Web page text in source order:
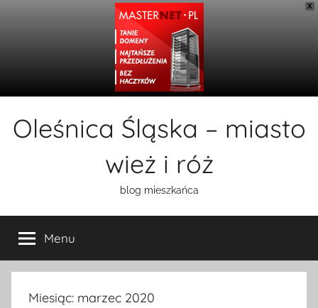
X
Oleśnica Śląska – miasto
wież i róż
blog mieszkańca
Menu
Miesiąc: marzec 2020